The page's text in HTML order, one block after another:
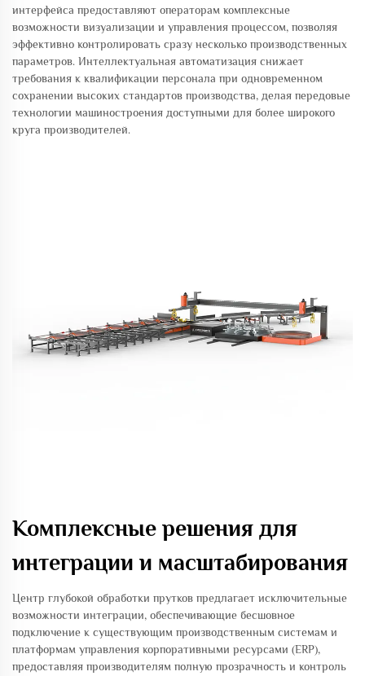
интерфейса предоставляют операторам комплексные
возможности визуализации и управления процессом, позволяя
эффективно контролировать сразу несколько производственных
параметров. Интеллектуальная автоматизация снижает
требования к квалификации персонала при одновременном
сохранении высоких стандартов производства, делая передовые
технологии машиностроения доступными для более широкого
круга производителей.
Комплексные решения для
интеграции и масштабирования
Центр глубокой обработки прутков предлагает исключительные
возможности интеграции, обеспечивающие бесшовное
подключение к существующим производственным системам и
платформам управления корпоративными ресурсами (ERP),
предоставляя производителям полную прозрачность и контроль